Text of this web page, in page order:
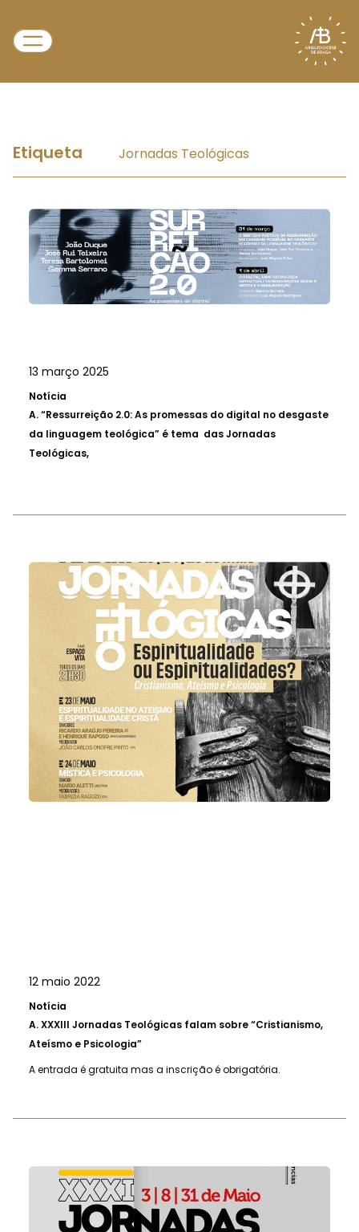
Etiqueta Jornadas Teológicas
13 março 2025
Notícia
A.“Ressurreição 2.0: As promessas do digital no desgaste
da linguagem teológica” é tema das Jornadas
Teológicas,
12 maio 2022
Notícia
A.XXXIII Jornadas Teológicas falam sobre “Cristianismo,
Ateísmo e Psicologia”
A entrada é gratuita mas a inscrição é obrigatória.